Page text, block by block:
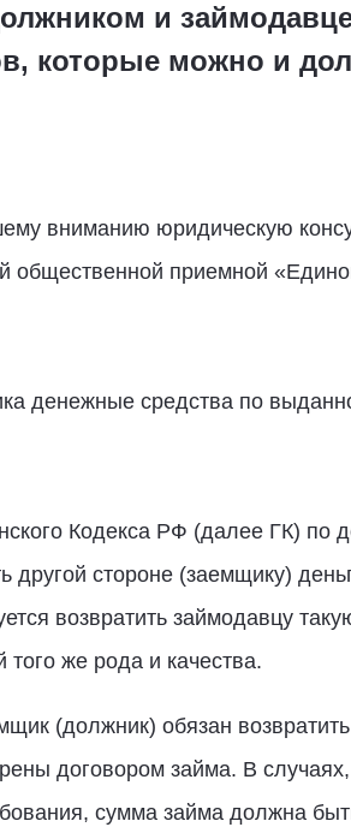
и
которые можно и
вниманию юридическую
общественной приемной
денежные средства по
Кодекса РФ (далее ГК) по
другой стороне (заемщику)
возвратить займодавцу
же рода и качества.
(должник) обязан
договором займа. В
сумма займа должна